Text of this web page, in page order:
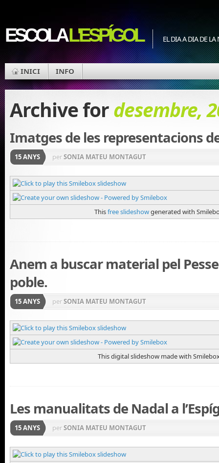
ESCOLAL'ESPÍGOL EL DIA A DIA DE LA
INICI INFO
Archive fordesembre,
Imatges de les representacions
15 ANYS perSONIA MATEU MONTAGUT
Thisfree slideshowgenerated with
Anem a buscar material pel
poble.
15 ANYS perSONIA MATEU MONTAGUT
This digital slideshow made with
Les manualitats de Nadal a
15 ANYS perSONIA MATEU MONTAGUT